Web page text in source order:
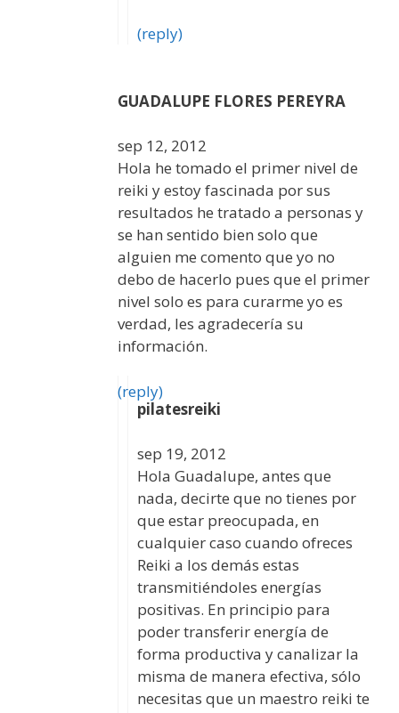
(reply)
GUADALUPE FLORES PEREYRA
sep 12, 2012
Hola he tomado el primer nivel de
reiki y estoy fascinada por sus
resultados he tratado a personas y
se han sentido bien solo que
alguien me comento que yo no
debo de hacerlo pues que el primer
nivel solo es para curarme yo es
verdad, les agradecería su
información.
(reply)
pilatesreiki
sep 19, 2012
Hola Guadalupe, antes que
nada, decirte que no tienes por
que estar preocupada, en
cualquier caso cuando ofreces
Reiki a los demás estas
transmitiéndoles energías
positivas. En principio para
poder transferir energía de
forma productiva y canalizar la
misma de manera efectiva, sólo
necesitas que un maestro reiki te